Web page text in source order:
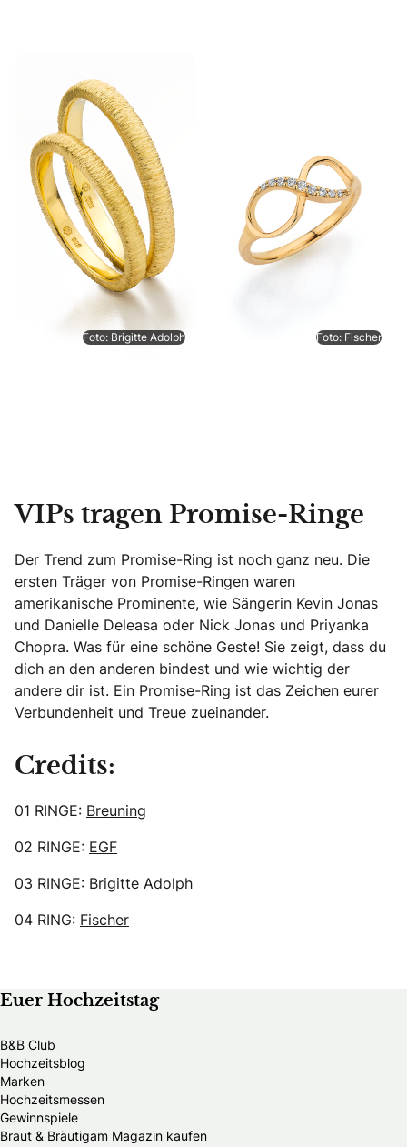
Foto: Brigitte Adolph Foto: Fischer
VIPs tragen Promise-Ringe
Der Trend zum Promise-Ring ist noch ganz neu. Die
ersten Träger von Promise-Ringen waren
amerikanische Prominente, wie Sängerin Kevin Jonas
und Danielle Deleasa oder Nick Jonas und Priyanka
Chopra. Was für eine schöne Geste! Sie zeigt, dass du
dich an den anderen bindest und wie wichtig der
andere dir ist. Ein Promise-Ring ist das Zeichen eurer
Verbundenheit und Treue zueinander.
Credits:
01 RINGE: Breuning
02 RINGE: EGF
03 RINGE: Brigitte Adolph
04 RING: Fischer
Euer Hochzeitstag
B&B Club
Hochzeitsblog
Marken
Hochzeitsmessen
Gewinnspiele
Braut & Bräutigam Magazin kaufen